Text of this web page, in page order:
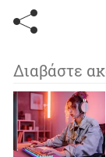
Διαβάστε